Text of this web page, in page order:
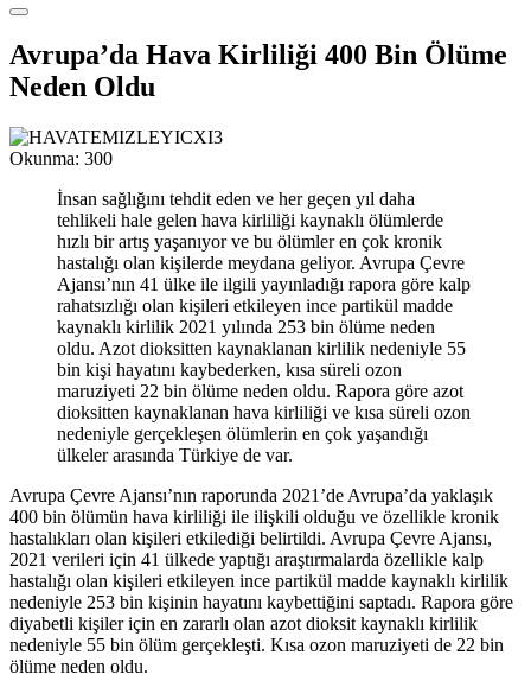
Avrupa’da Hava Kirliliği 400 Bin Ölüme
Neden Oldu
Okunma: 300
İnsan sağlığını tehdit eden ve her geçen yıl daha
tehlikeli hale gelen hava kirliliği kaynaklı ölümlerde
hızlı bir artış yaşanıyor ve bu ölümler en çok kronik
hastalığı olan kişilerde meydana geliyor. Avrupa Çevre
Ajansı’nın 41 ülke ile ilgili yayınladığı rapora göre kalp
rahatsızlığı olan kişileri etkileyen ince partikül madde
kaynaklı kirlilik 2021 yılında 253 bin ölüme neden
oldu. Azot dioksitten kaynaklanan kirlilik nedeniyle 55
bin kişi hayatını kaybederken, kısa süreli ozon
maruziyeti 22 bin ölüme neden oldu. Rapora göre azot
dioksitten kaynaklanan hava kirliliği ve kısa süreli ozon
nedeniyle gerçekleşen ölümlerin en çok yaşandığı
ülkeler arasında Türkiye de var.
Avrupa Çevre Ajansı’nın raporunda 2021 ’de Avrupa’da yaklaşık
400 bin ölümün hava kirliliği ile ilişkili olduğu ve özellikle kronik
hastalıkları olan kişileri etkilediği belirtildi. Avrupa Çevre Ajansı,
2021 verileri için 41 ülkede yaptığı araştırmalarda özellikle kalp
hastalığı olan kişileri etkileyen ince partikül madde kaynaklı kirlilik
nedeniyle 253 bin kişinin hayatını kaybettiğini saptadı. Rapora göre
diyabetli kişiler için en zararlı olan azot dioksit kaynaklı kirlilik
nedeniyle 55 bin ölüm gerçekleşti. Kısa ozon maruziyeti de 22 bin
ölüme neden oldu.